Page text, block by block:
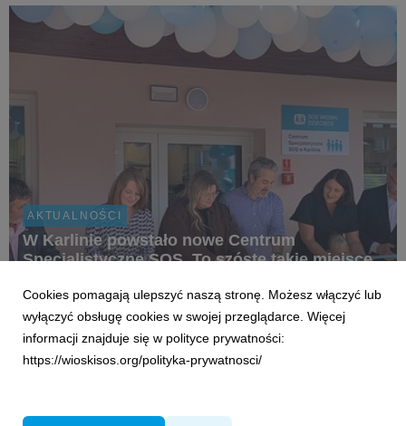
biegowych w regionie, organizowanej przez...
AKTUALNOŚCI
W Karlinie powstało nowe Centrum
Specjalistyczne SOS. To szóste takie miejsce
8 czerwca 2026
2 czerwca w Karlinie, na terenie SOS Wioski Dziecięcej,
uruchomiono nowoczesne miejsce wsparcia, w którym dzieci i
młodzież będą mogły skorzystać z bezpłatnej, kompleksowej
Cookies pomagają ulepszyć naszą stronę. Możesz włączyć lub
wyłączyć obsługę cookies w swojej przeglądarce. Więcej
informacji znajduje się w polityce prywatności:
https://wioskisos.org/polityka-prywatnosci/